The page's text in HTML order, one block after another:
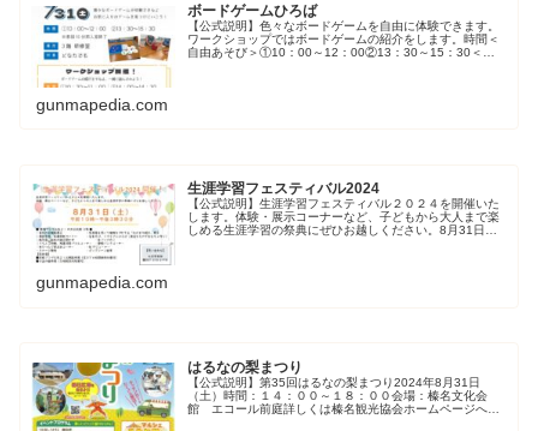
ボードゲームひろば
【公式説明】色々なボードゲームを自由に体験できます。
ワークショップではボードゲームの紹介をします。時間＜
自由あそび＞①10：00～12：00②13：30～15：30＜ワ
gunmapedia.com
生涯学習フェスティバル2024
【公式説明】生涯学習フェスティバル２０２４を開催いた
します。体験・展示コーナーなど、子どもから大人まで楽
しめる生涯学習の祭典にぜひお越しください。8月31日
gunmapedia.com
はるなの梨まつり
【公式説明】第35回はるなの梨まつり2024年8月31日
（土）時間：１４：００～１８：００会場：榛名文化会
館 エコール前庭詳しくは榛名観光協会ホームページへお